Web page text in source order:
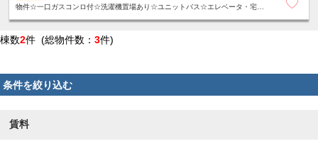
物件☆一口ガスコンロ付☆洗濯機置場あり☆ユニットバス☆エレベータ・宅配
棟数2件 (総物件数： 3件)
条件を絞り込む
賃料